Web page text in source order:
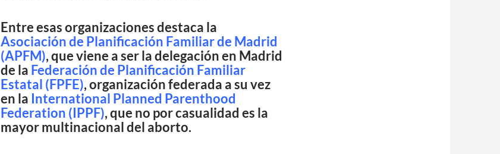
Entre esas organizaciones destaca la
Asociación de Planificación Familiar de Madrid
(APFM), que viene a ser la delegación en Madrid
de la Federación de Planificación Familiar
Estatal (FPFE), organización federada a su vez
en la International Planned Parenthood
Federation (IPPF), que no por casualidad es la
mayor multinacional del aborto.